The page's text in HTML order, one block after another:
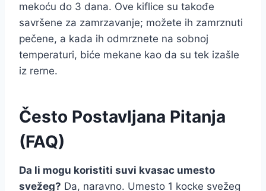
mekoću do 3 dana. Ove kiflice su takođe
savršene za zamrzavanje; možete ih zamrznuti
pečene, a kada ih odmrznete na sobnoj
temperaturi, biće mekane kao da su tek izašle
iz rerne.
Često Postavljana Pitanja
(FAQ)
Da li mogu koristiti suvi kvasac umesto
svežeg? Da, naravno. Umesto 1 kocke svežeg